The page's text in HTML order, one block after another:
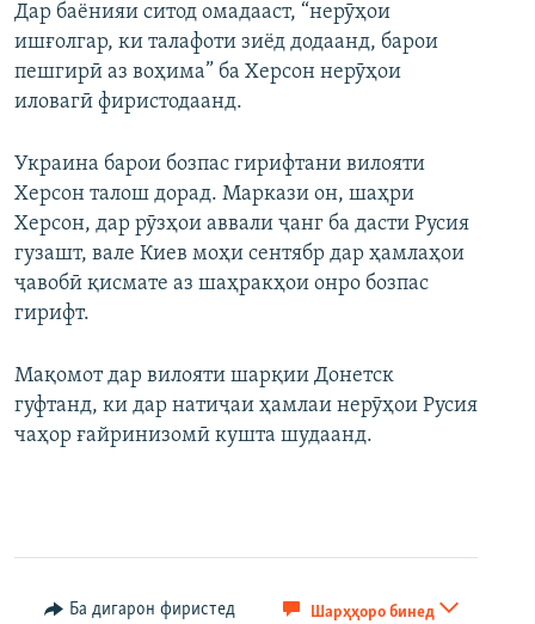
Дар баёнияи ситод омадааст, “нерӯҳои
ишғолгар, ки талафоти зиёд додаанд, барои
пешгирӣ аз воҳима” ба Херсон нерӯҳои
иловагӣ фиристодаанд.
Украина барои бозпас гирифтани вилояти
Херсон талош дорад. Маркази он, шаҳри
Херсон, дар рӯзҳои аввали ҷанг ба дасти Русия
гузашт, вале Киев моҳи сентябр дар ҳамлаҳои
ҷавобӣ қисмате аз шаҳракҳои онро бозпас
гирифт.
Мақомот дар вилояти шарқии Донетск
гуфтанд, ки дар натиҷаи ҳамлаи нерӯҳои Русия
чаҳор ғайринизомӣ кушта шудаанд.
Ба дигарон фиристед Шарҳҳоро бинед